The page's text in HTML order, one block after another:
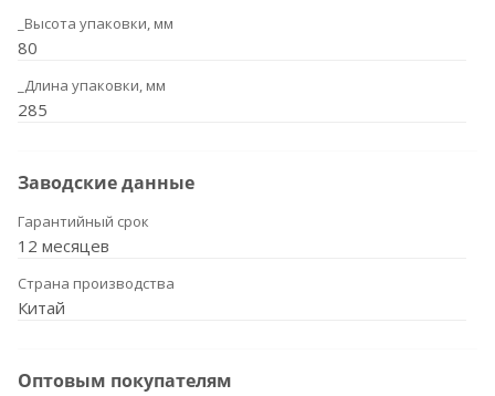
_Высота упаковки, мм
80
_Длина упаковки, мм
285
Заводские данные
Гарантийный срок
12 месяцев
Страна производства
Китай
Оптовым покупателям